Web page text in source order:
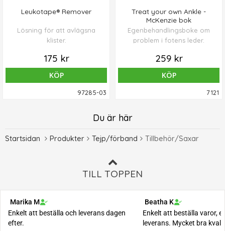
Leukotape® Remover
Lösning för att avlägsna
klister.
175 kr
KÖP
97285-03
Treat your own Ankle -
McKenzie bok
Egenbehandlingsboke om
problem i fotens leder.
259 kr
KÖP
7121
Du är här
Startsidan Produkter Tejp/förband Tillbehör/Saxar
TILL TOPPEN